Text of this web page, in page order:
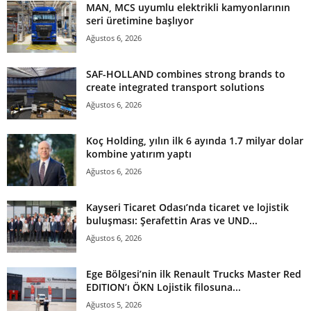
MAN, MCS uyumlu elektrikli kamyonlarının
seri üretimine başlıyor
Ağustos 6, 2026
SAF-HOLLAND combines strong brands to
create integrated transport solutions
Ağustos 6, 2026
Koç Holding, yılın ilk 6 ayında 1.7 milyar dolar
kombine yatırım yaptı
Ağustos 6, 2026
Kayseri Ticaret Odası’nda ticaret ve lojistik
buluşması: Şerafettin Aras ve UND...
Ağustos 6, 2026
Ege Bölgesi’nin ilk Renault Trucks Master Red
EDITION’ı ÖKN Lojistik filosuna...
Ağustos 5, 2026